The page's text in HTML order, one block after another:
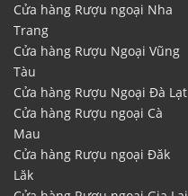
Cửa hàng Rượu ngoại Nha
Trang
Cửa hàng Rượu Ngoại Vũng
Tàu
Cửa hàng Rượu Ngoại Đà Lạt
Cửa hàng Rượu ngoại Cà
Mau
Cửa hàng Rượu ngoại Đăk
Lăk